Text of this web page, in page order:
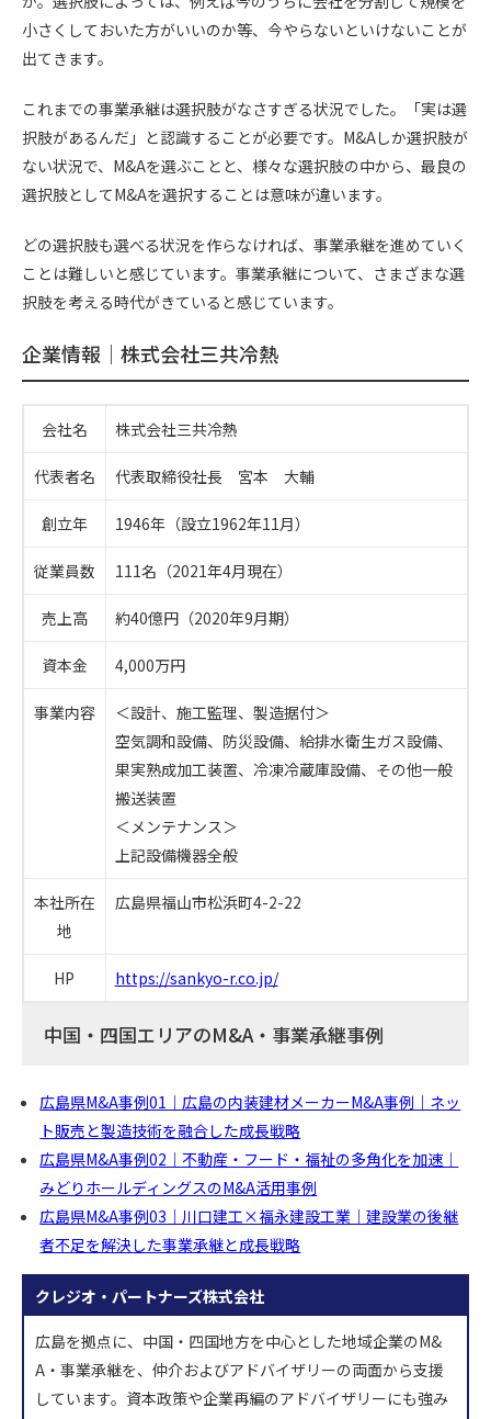
小さくしておいた方がいいのか等、今やらないといけないことが
出てきます。
これまでの事業承継は選択肢がなさすぎる状況でした。「実は選
択肢があるんだ」と認識することが必要です。M&Aしか選択肢が
ない状況で、M&Aを選ぶことと、様々な選択肢の中から、最良の
選択肢としてM&Aを選択することは意味が違います。
どの選択肢も選べる状況を作らなければ、事業承継を進めていく
ことは難しいと感じています。事業承継について、さまざまな選
択肢を考える時代がきていると感じています。
企業情報｜株式会社三共冷熱
会社名 株式会社三共冷熱
代表者名 代表取締役社長 宮本 大輔
創立年 1946年（設立1962年11月）
従業員数 111名（2021年4月現在）
売上高 約40億円（2020年9月期）
資本金 4,000万円
事業内容
＜設計、施工監理、製造据付＞
空気調和設備、防災設備、給排水衛生ガス設備、
果実熟成加工装置、冷凍冷蔵庫設備、その他一般
搬送装置
＜メンテナンス＞
上記設備機器全般
本社所在
地
広島県福山市松浜町4-2-22
HP https://sankyo-r.co.jp/
中国・四国エリアのM&A・事業承継事例
広島県M&A事例01｜広島の内装建材メーカーM&A事例｜ネッ
ト販売と製造技術を融合した成長戦略
広島県M&A事例02｜不動産・フード・福祉の多角化を加速｜
みどりホールディングスのM&A活用事例
広島県M&A事例03｜川口建工×福永建設工業｜建設業の後継
者不足を解決した事業承継と成長戦略
クレジオ・パートナーズ株式会社
広島を拠点に、中国・四国地方を中心とした地域企業のM&
A・事業承継を、仲介およびアドバイザリーの両面から支援
しています。資本政策や企業再編のアドバイザリーにも強み